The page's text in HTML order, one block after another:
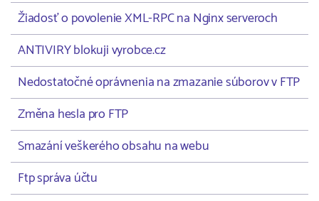
Žiadosť o povolenie XML-RPC na Nginx serveroch
ANTIVIRY blokuji vyrobce.cz
Nedostatočné oprávnenia na zmazanie súborov v FTP
Změna hesla pro FTP
Smazání veškerého obsahu na webu
Ftp správa účtu